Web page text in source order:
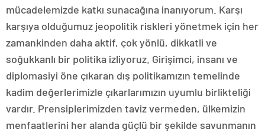
mücadelemizde katkı sunacağına inanıyorum. Karşı
karşıya olduğumuz jeopolitik riskleri yönetmek için her
zamankinden daha aktif, çok yönlü, dikkatli ve
soğukkanlı bir politika izliyoruz. Girişimci, insanı ve
diplomasiyi öne çıkaran dış politikamızın temelinde
kadim değerlerimizle çıkarlarımızın uyumlu birlikteliği
vardır. Prensiplerimizden taviz vermeden, ülkemizin
menfaatlerini her alanda güçlü bir şekilde savunmanın